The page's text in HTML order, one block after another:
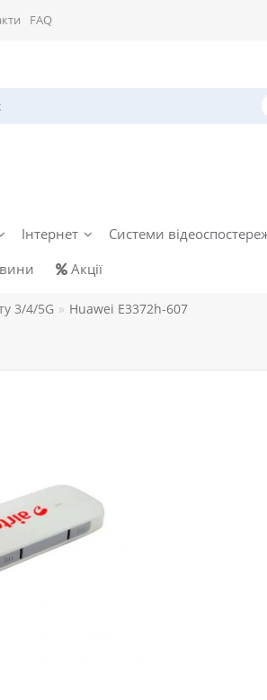
FAQ
Інтернет Системи
Акції
3/4/5G Huawei E3372h-607